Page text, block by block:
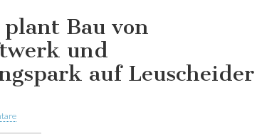
Bau von
und
auf Leuscheider